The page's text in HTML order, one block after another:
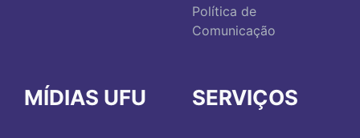
Política de
Comunicação
MÍDIAS UFU SERVIÇOS